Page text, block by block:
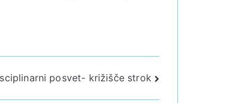
posvet- križišče strok